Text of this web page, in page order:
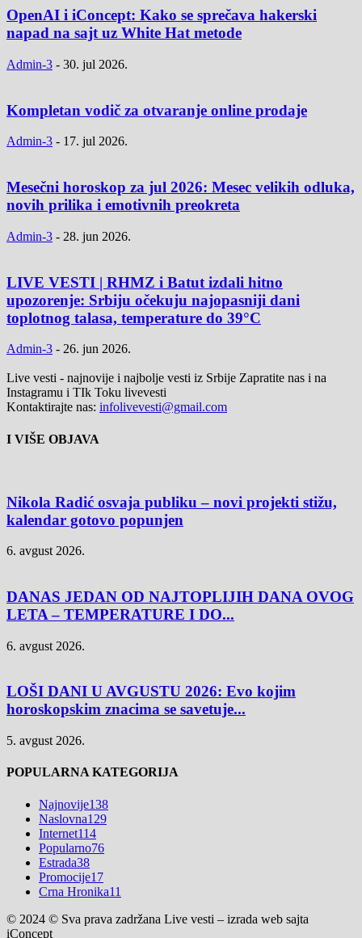
OpenAI i iConcept: Kako se sprečava hakerski
napad na sajt uz White Hat metode
Admin-3 - 30. jul 2026.
Kompletan vodič za otvaranje online prodaje
Admin-3 - 17. jul 2026.
Mesečni horoskop za jul 2026: Mesec velikih odluka,
novih prilika i emotivnih preokreta
Admin-3 - 28. jun 2026.
LIVE VESTI | RHMZ i Batut izdali hitno
upozorenje: Srbiju očekuju najopasniji dani
toplotnog talasa, temperature do 39°C
Admin-3 - 26. jun 2026.
Live vesti - najnovije i najbolje vesti iz Srbije Zapratite nas i na
Instagramu i TIk Toku livevesti
Kontaktirajte nas: infolivevesti@gmail.com
I VIŠE OBJAVA
Nikola Radić osvaja publiku – novi projekti stižu,
kalendar gotovo popunjen
6. avgust 2026.
DANAS JEDAN OD NAJTOPLIJIH DANA OVOG
LETA – TEMPERATURE I DO...
6. avgust 2026.
LOŠI DANI U AVGUSTU 2026: Evo kojim
horoskopskim znacima se savetuje...
5. avgust 2026.
POPULARNA KATEGORIJA
Najnovije138
Naslovna129
Internet114
Popularno76
Estrada38
Promocije17
Crna Hronika11
© 2024 © Sva prava zadržana Live vesti – izrada web sajta
iConcept